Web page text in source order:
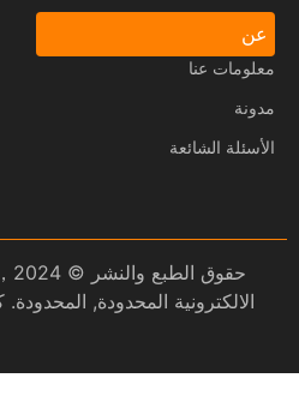
عن
معلومات عنا
مدونة
الأسئلة الشائعة
حقوق
الالكترونية المحدودة,